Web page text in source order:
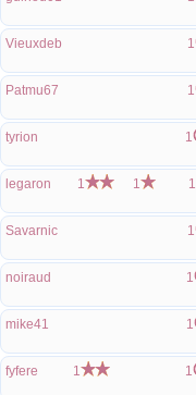
Vieuxdeb 1
Patmu67 1
tyrion 1
legaron 1 1 1
Savarnic 1
noiraud 1
mike41 1
fyfere 1 1